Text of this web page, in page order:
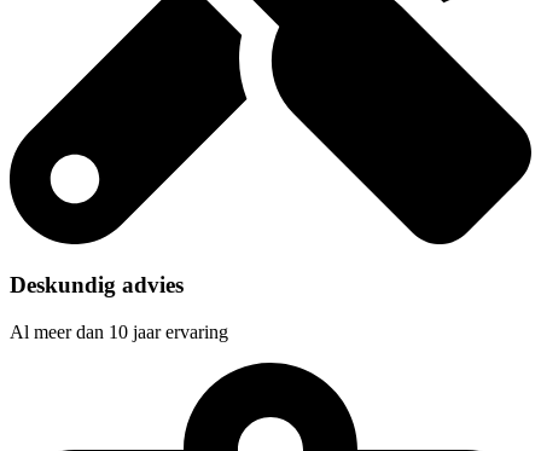
Deskundig advies
Al meer dan 10 jaar ervaring